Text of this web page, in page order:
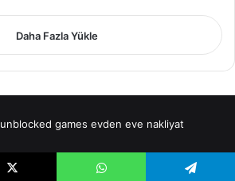
Daha Fazla Yükle
unblocked games evden eve nakliyat